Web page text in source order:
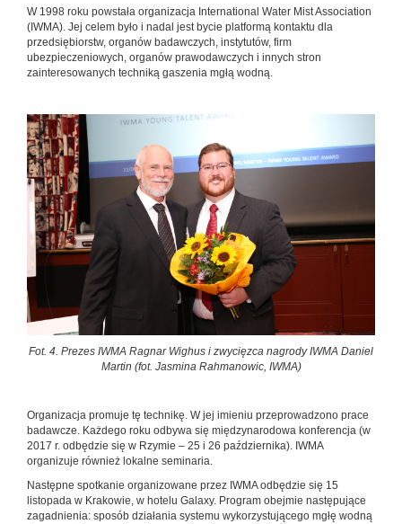
W 1998 roku powstała organizacja International Water Mist Association
(IWMA). Jej celem było i nadal jest bycie platformą kontaktu dla
przedsiębiorstw, organów badawczych, instytutów, firm
ubezpieczeniowych, organów prawodawczych i innych stron
zainteresowanych techniką gaszenia mgłą wodną.
Fot. 4. Prezes IWMA Ragnar Wighus i zwycięzca nagrody IWMA Daniel
Martin (fot. Jasmina Rahmanowic, IWMA)
Organizacja promuje tę technikę. W jej imieniu przeprowadzono prace
badawcze. Każdego roku odbywa się międzynarodowa konferencja (w
2017 r. odbędzie się w Rzymie – 25 i 26 października). IWMA
organizuje również lokalne seminaria.
Następne spotkanie organizowane przez IWMA odbędzie się 15
listopada w Krakowie, w hotelu Galaxy. Program obejmie następujące
zagadnienia: sposób działania systemu wykorzystującego mgłę wodną